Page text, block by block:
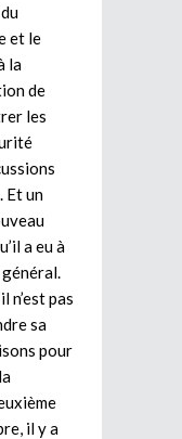
et le
la
de
les
Et un
a eu à
n’est pas
sa
pour
il y a